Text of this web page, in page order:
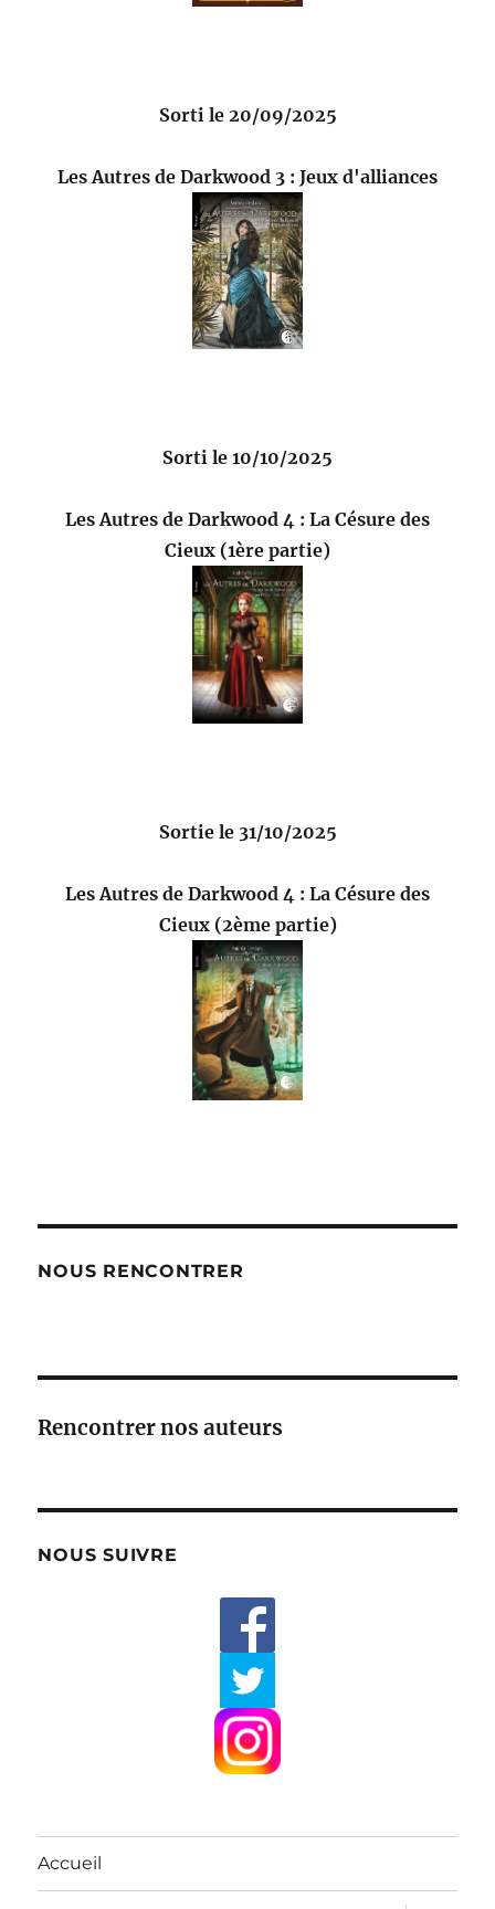
Sorti le 20/09/2025
Les Autres de Darkwood 3 : Jeux d'alliances
Sorti le 10/10/2025
Les Autres de Darkwood 4 : La Césure des
Cieux (1ère partie)
Sortie le 31/10/2025
Les Autres de Darkwood 4 : La Césure des
Cieux (2ème partie)
NOUS RENCONTRER
Rencontrer nos auteurs
NOUS SUIVRE
Accueil